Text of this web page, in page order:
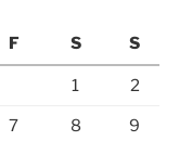
F S S
1 2
7 8 9